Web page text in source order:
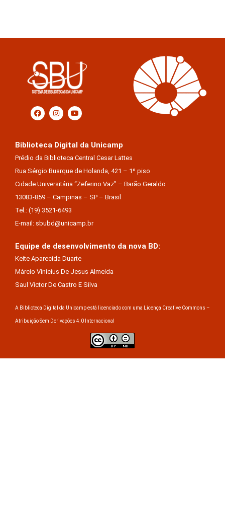
Biblioteca Digital da Unicamp
Prédio da Biblioteca Central Cesar Lattes
Rua Sérgio Buarque de Holanda, 421 – 1º piso
Cidade Universitária “Zeferino Vaz” – Barão Geraldo
13083-859 – Campinas – SP – Brasil
Tel.: (19) 3521-6493
E-mail: sbubd@unicamp.br
Equipe de desenvolvimento da nova BD:
Keite Aparecida Duarte
Márcio Vinícius De Jesus Almeida
Saul Victor De Castro E Silva
A Biblioteca Digital da Unicamp está licenciado com uma Licença Creative Commons –
Atribuição Sem Derivações 4.0 Internacional